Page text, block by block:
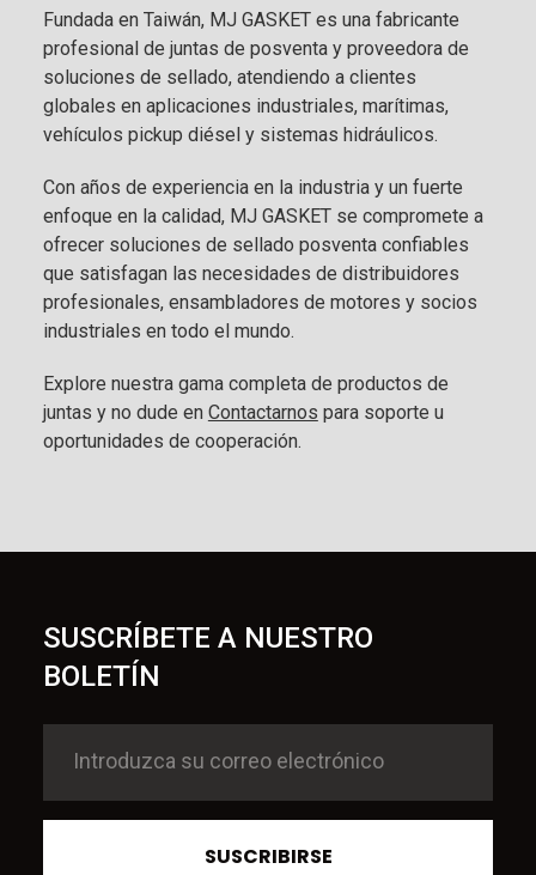
Fundada en Taiwán, MJ GASKET es una fabricante
profesional de juntas de posventa y proveedora de
soluciones de sellado, atendiendo a clientes
globales en aplicaciones industriales, marítimas,
vehículos pickup diésel y sistemas hidráulicos.
Con años de experiencia en la industria y un fuerte
enfoque en la calidad, MJ GASKET se compromete a
ofrecer soluciones de sellado posventa confiables
que satisfagan las necesidades de distribuidores
profesionales, ensambladores de motores y socios
industriales en todo el mundo.
Explore nuestra gama completa de productos de
juntas y no dude en Contactarnos para soporte u
oportunidades de cooperación.
SUSCRÍBETE A NUESTRO
BOLETÍN
SUSCRIBIRSE